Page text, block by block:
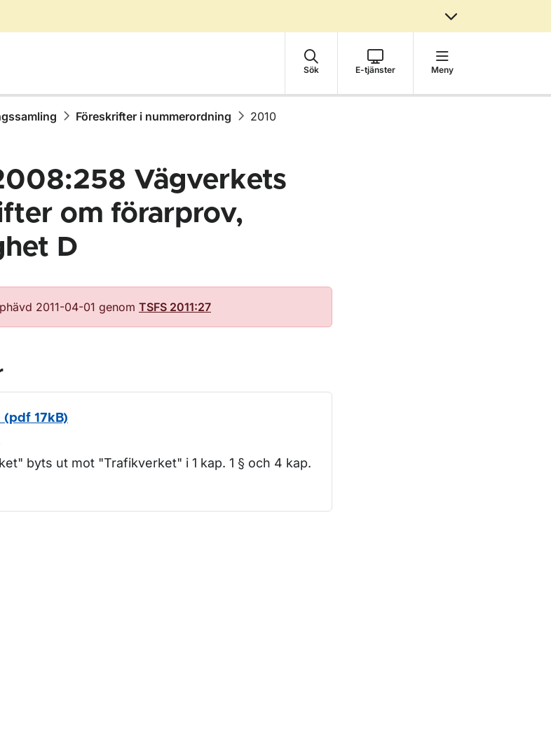
Sök E-tjänster Meny
Föreskrifter i nummerordning 2010
i nummerordning
Vägverkets
om förarprov,
D
2011-04-01 genom TSFS 2011:27
(pdf 17kB)
byts ut mot "Trafikverket" i 1 kap. 1 § och 4 kap.